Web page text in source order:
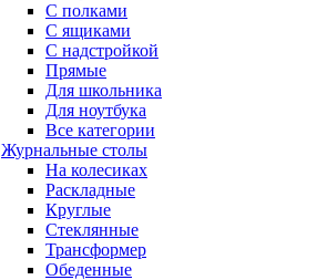
С полками
С ящиками
С надстройкой
Прямые
Для школьника
Для ноутбука
Все категории
Журнальные столы
На колесиках
Раскладные
Круглые
Стеклянные
Трансформер
Обеденные